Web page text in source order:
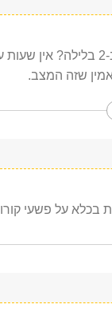
המשטרה עוצרת אזרחים
שזה המצב.
בכלא על פשעי